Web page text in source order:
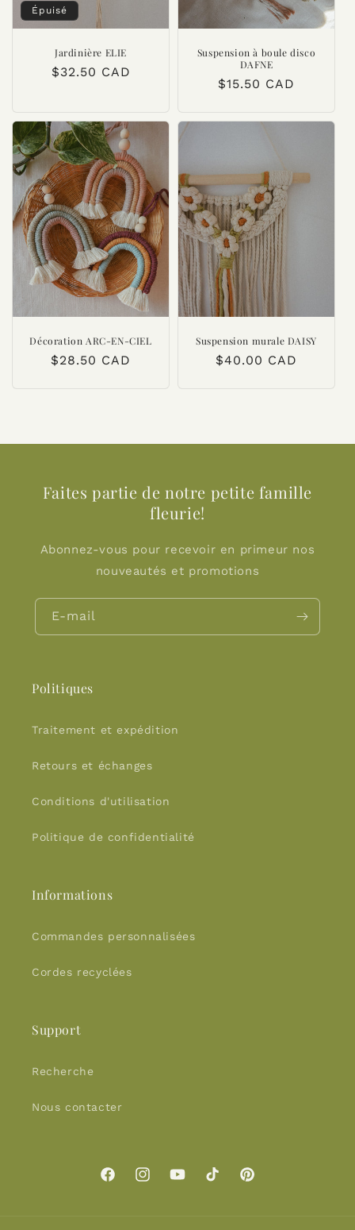
Épuisé
Jardinière ELIE
Prix
$32.50 CAD
Suspension à boule disco
DAFNE
Prix
$15.50 CAD
Décoration ARC-EN-CIEL
Prix
$28.50 CAD
Suspension murale DAISY
Prix
$40.00 CAD
Faites partie de notre petite famille
fleurie!
Abonnez-vous pour recevoir en primeur nos
nouveautés et promotions
E-mail
Politiques
Traitement et expédition
Retours et échanges
Conditions d'utilisation
Politique de confidentialité
Informations
Commandes personnalisées
Cordes recyclées
Support
Recherche
Nous contacter
FacebookInstagramYouTubeTikTok Pinterest